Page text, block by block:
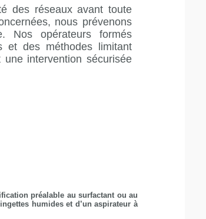
des réseaux avant toute
nous prévenons
Nos opérateurs formés
et des méthodes limitant
une intervention sécurisée
préalable au surfactant ou au
humides et d’un aspirateur à